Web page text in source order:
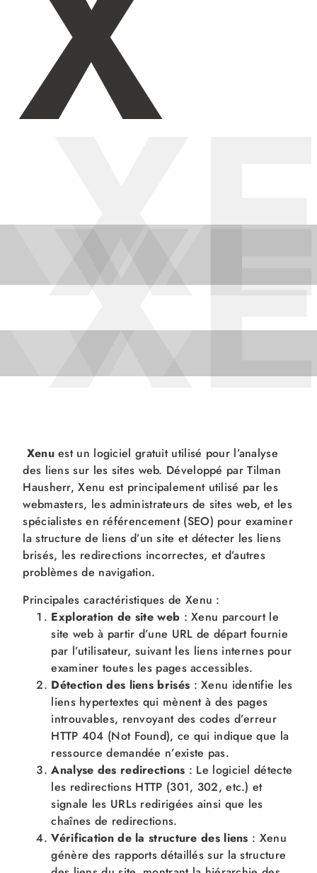
Xenuest un logiciel gratuit utilisé pour l’analyse
des liens sur les sites web. Développé par Tilman
Hausherr, Xenu est principalement utilisé par les
webmasters, les administrateurs de sites web, et les
spécialistes en référencement (SEO) pour examiner
la structure de liens d’un site et détecter les liens
brisés, les redirections incorrectes, et d’autres
problèmes de navigation.
Principales caractéristiques de Xenu :
Exploration de site web : Xenu parcourt le
site web à partir d’une URL de départ fournie
par l’utilisateur, suivant les liens internes pour
examiner toutes les pages accessibles.
Détection des liens brisés : Xenu identifie les
liens hypertextes qui mènent à des pages
introuvables, renvoyant des codes d’erreur
HTTP 404 (Not Found), ce qui indique que la
ressource demandée n’existe pas.
Analyse des redirections : Le logiciel détecte
les redirections HTTP (301, 302, etc.) et
signale les URLs redirigées ainsi que les
chaînes de redirections.
Vérification de la structure des liens : Xenu
génère des rapports détaillés sur la structure